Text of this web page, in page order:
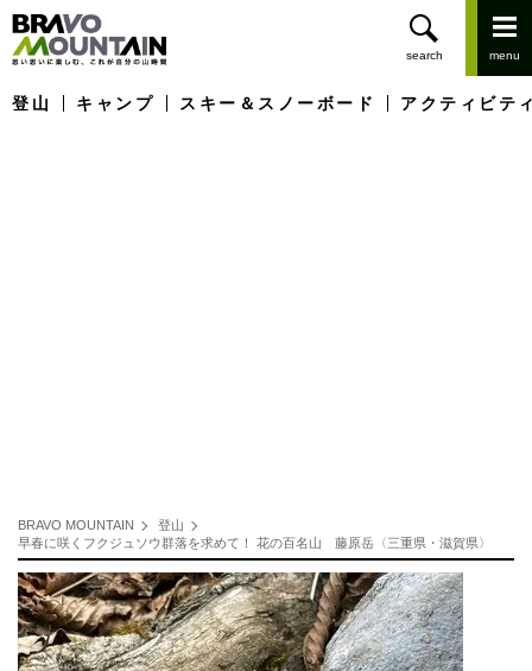
登山 キャンプ スキー＆スノーボード アクティビテ
BRAVO MOUNTAIN
登山
早春に咲くフクジュソウ群落を求めて！ 花の百名山 藤原岳〈三重県・滋賀県〉